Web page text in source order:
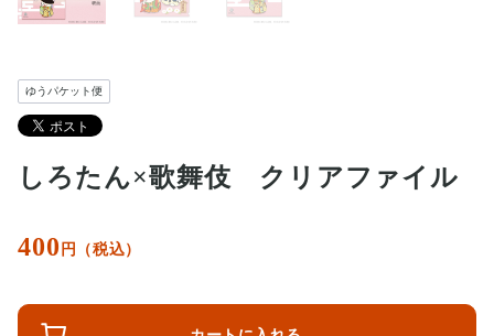
ゆうパケット便
しろたん×歌舞伎 クリアファイル
400 円（税込）